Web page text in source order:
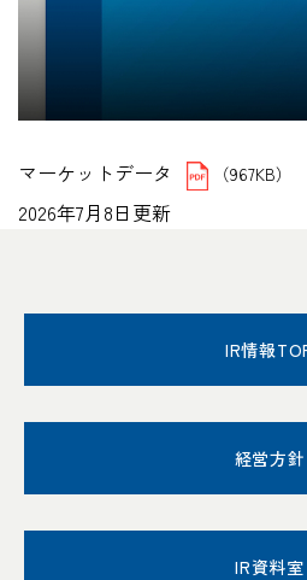
マーケットデータ （967KB）
2026年7月8日更新
IR情報
経営方針
IR資料室